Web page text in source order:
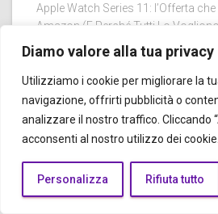
Diamo valore alla tua privacy
Utilizziamo i cookie per migliorare la
navigazione, offrirti pubblicità o
analizzare il nostro traffico. Cliccando
acconsenti al nostro utilizzo dei cookie.
Personalizza Rifiuta tutto
Apple Watch Series 11: l’Offerta
Amazon (E Perché Tutti Lo
Series 11 è lo smartwatch di cui
meglio delle generazioni precedenti
Leggi tutto…
SHOPPING ONLINE